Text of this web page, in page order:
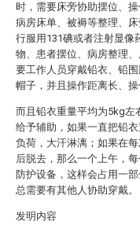
时，需要床旁协助摆位、
病房床单、被褥等整理、
行服用131碘或者注射显像
物、患者摆位、病房整理
要工作人员穿戴铅衣、铅
帽子，并且操作距离长、操
而且铅衣重量平均为5kg左
给予辅助，如果一直把铅
负荷，大汗淋漓；如果在
后脱去，那么一个上午，
防护设备，这样会占用一
总需要有其他人协助穿戴。
发明内容